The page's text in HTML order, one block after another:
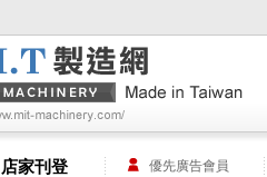
店家刊登 優先廣告會員